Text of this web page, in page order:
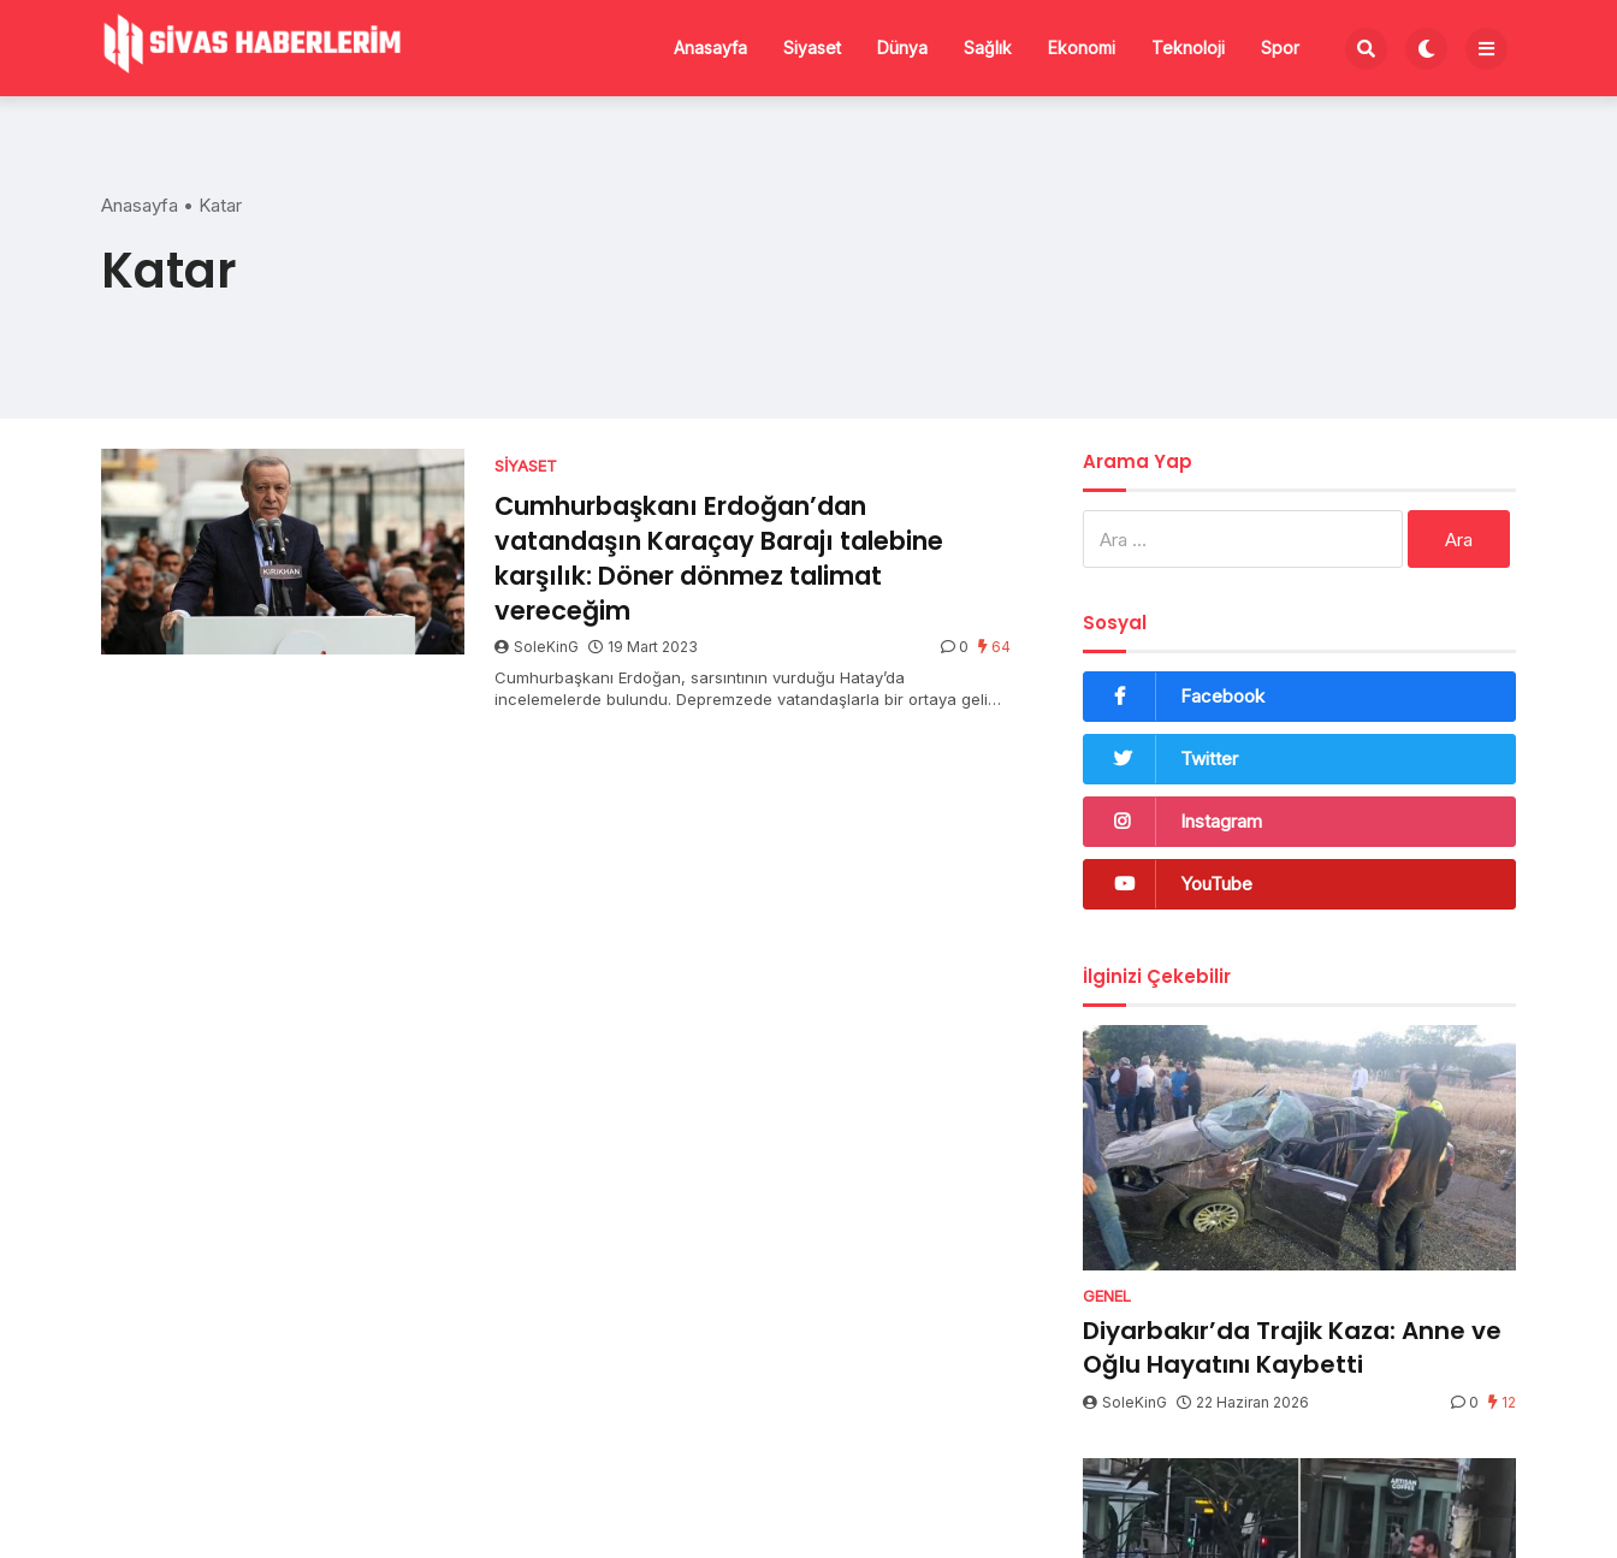
Anasayfa Siyaset Dünya Sağlık Ekonomi Teknoloji Spor
Anasayfa • Katar
Katar
SIYASET
Cumhurbaşkanı Erdoğan’dan
vatandaşın Karaçay Barajı talebine
karşılık: Döner dönmez talimat
vereceğim
SoleKinG 19 Mart 2023 0 64
Cumhurbaşkanı Erdoğan, sarsıntının vurduğu Hatay’da
incelemelerde bulundu. Depremzede vatandaşlarla bir ortaya gelip
Arama Yap
Sosyal
Facebook
Twitter
Instagram
YouTube
İlginizi Çekebilir
GENEL
Diyarbakır’da Trajik Kaza: Anne ve
Oğlu Hayatını Kaybetti
SoleKinG 22 Haziran 2026 0 12